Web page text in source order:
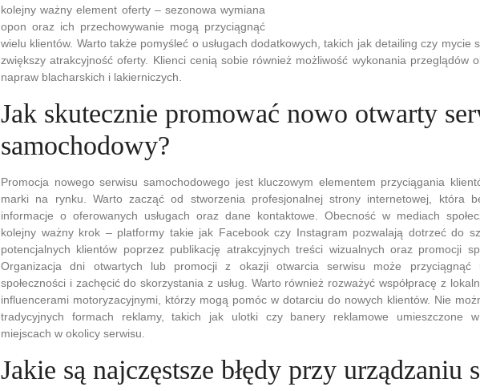
kolejny ważny element oferty – sezonowa wymiana
opon oraz ich przechowywanie mogą przyciągnąć
wielu klientów. Warto także pomyśleć o usługach dodatkowych, takich jak detailing czy mycie
zwiększy atrakcyjność oferty. Klienci cenią sobie również możliwość wykonania przeglądów
napraw blacharskich i lakierniczych.
Jak skutecznie promować nowo otwarty
samochodowy?
Promocja nowego serwisu samochodowego jest kluczowym elementem przyciągania
marki na rynku. Warto zacząć od stworzenia profesjonalnej strony internetowej, która
informacje o oferowanych usługach oraz dane kontaktowe. Obecność w mediach
kolejny ważny krok – platformy takie jak Facebook czy Instagram pozwalają dotrzeć do
potencjalnych klientów poprzez publikację atrakcyjnych treści wizualnych oraz promocji
Organizacja dni otwartych lub promocji z okazji otwarcia serwisu może przyciągnąć
społeczności i zachęcić do skorzystania z usług. Warto również rozważyć współpracę z
influencerami motoryzacyjnymi, którzy mogą pomóc w dotarciu do nowych klientów. Nie
tradycyjnych formach reklamy, takich jak ulotki czy banery reklamowe umieszczone w
miejscach w okolicy serwisu.
Jakie są najczęstsze błędy przy urządzaniu